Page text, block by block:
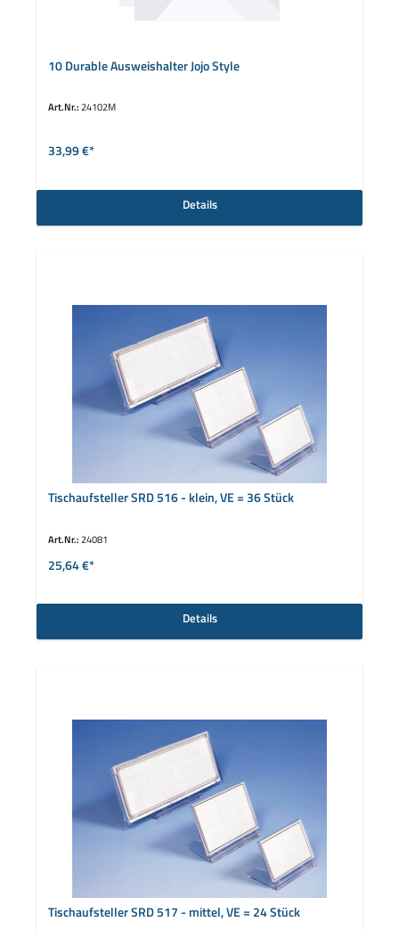
10 Durable Ausweishalter Jojo Style
Art.Nr.:24102M
Farbeauswählen
33,99 €*
Details
Tischaufsteller SRD 516 - klein, VE = 36 Stück
Art.Nr.:24081
25,64 €*
Details
Tischaufsteller SRD 517 - mittel, VE = 24 Stück